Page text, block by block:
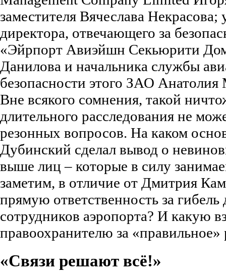
заместителя Вячеслава
директора, отвечающего за
«Эйрпорт Авиэйшн Секьюрити
Данилова и начальника службы
безопасности этого ЗАО Анатолия
Вне всякого сомнения, такой
длительного расследования не
резонных вопросов. На каком
Дубинский сделал вывод о
выше лиц – которые в силу
заметим, в отличие от Дмитрия
прямую ответственность за
сотрудников аэропорта? И какую
правоохранителю за
«Связи решают всё!»